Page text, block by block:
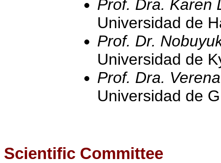
Prof. Dra. Karen
Universidad de
Prof. Dr.
Universidad de
Prof. Dra.
Universidad de
Scientific Committee